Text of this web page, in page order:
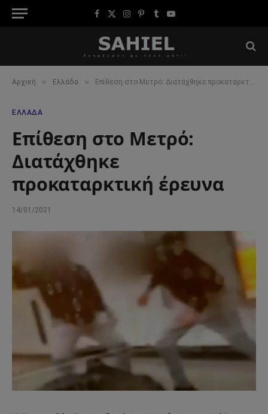
Facebook
X
Instagram
Pinterest
TumblrYouTube
Αρχική » Ελλάδα » Επίθεση στο Μετρό: Διατάχθηκε προκαταρκτική έρευνα
ΕΛΛΆΔΑ
Επίθεση στο Μετρό:
Διατάχθηκε
προκαταρκτική έρευνα
14/01/2021